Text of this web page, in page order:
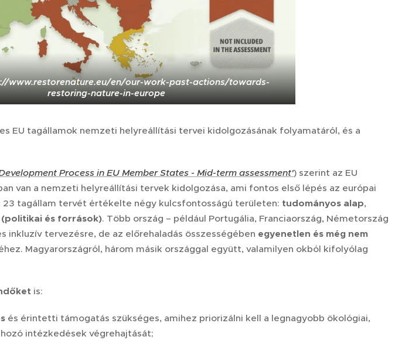
www.restorenature.eu/en/our-work-past-actions/towards-
restoring-nature-in-europe
EU tagállamok nemzeti helyreállítási tervei kidolgozásának folyamatáról, és a
Process in EU Member States - Mid-term assessment') szerint az EU
van a nemzeti helyreállítási tervek kidolgozása, ami fontos első lépés az európai
23 tagállam tervét értékelte négy kulcsfontosságú területen: tudományos alap,
és források). Több ország – például Portugália, Franciaország, Németország
inkluzív tervezésre, de az előrehaladás összességében egyenetlen és még nem
Magyarországról, három másik országgal együtt, valamilyen okból kifolyólag
is:
és érintetti támogatás szükséges, amihez priorizálni kell a legnagyobb ökológiai,
intézkedések végrehajtását;